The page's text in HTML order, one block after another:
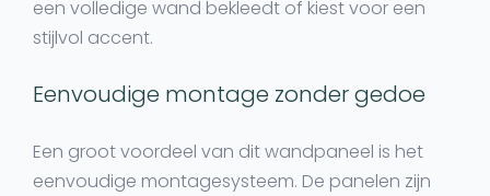
een volledige wand bekleedt of kiest voor een
stijlvol accent.
Eenvoudige montage zonder gedoe
Een groot voordeel van dit wandpaneel is het
eenvoudige montagesysteem. De panelen zijn